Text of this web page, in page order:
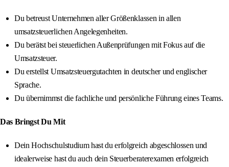
Du betreust Unternehmen aller Größenklassen in allen
umsatzsteuerlichen Angelegenheiten.
Du berätst bei steuerlichen Außenprüfungen mit Fokus auf die
Umsatzsteuer.
Du erstellst Umsatzsteuergutachten in deutscher und englischer
Sprache.
Du übernimmst die fachliche und persönliche Führung eines Teams.
Das Bringst Du Mit
Dein Hochschulstudium hast du erfolgreich abgeschlossen und
idealerweise hast du auch dein Steuerberaterexamen erfolgreich